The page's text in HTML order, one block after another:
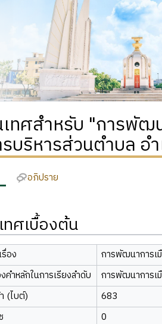
ทศสำหรับ "การพั
บริหารส่วนตำบล อ
อภิปราย
ทศเบื้องต้น
อง
การพัฒนาการเ
คำหลักในการเรียงลำดับ
การพัฒนาการเ
(ไบต์)
683
0